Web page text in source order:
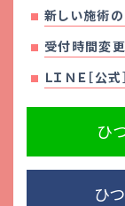
新しい施術
受付時間変
ＬＩＮＥ［公
ひ
ひ